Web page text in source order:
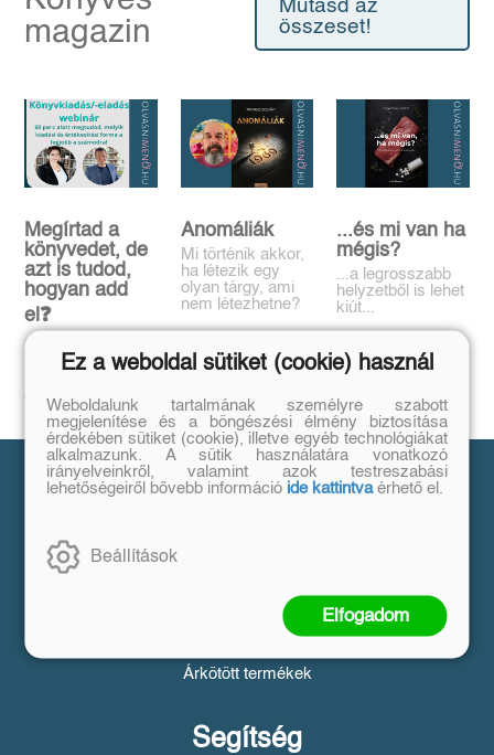
magazin
Mutasd az
összeset!
Megírtad a
könyvedet, de
azt is tudod,
hogyan add
el❓️
Időpont: június
16., 18:00-19:00
Tovább
Anomáliák
Mi történik akkor,
ha létezik egy
olyan tárgy, ami
nem létezhetne?
...és mi van ha
mégis?
...a legrosszabb
helyzetből is lehet
kiút...
Vásárlás
Tájékoztató a Simple fizetésről
Adatvédelem
Árkötött termékek
Segítség
Ez a weboldal sütiket (cookie) használ
Weboldalunk tartalmának személyre szabott
megjelenítése és a böngészési élmény biztosítása
érdekében sütiket (cookie), illetve egyéb technológiákat
alkalmazunk. A sütik használatára vonatkozó
irányelveinkről, valamint azok testreszabási
lehetőségeiről bővebb információ ide kattintvaérhető el.
Beállítások
Elfogadom